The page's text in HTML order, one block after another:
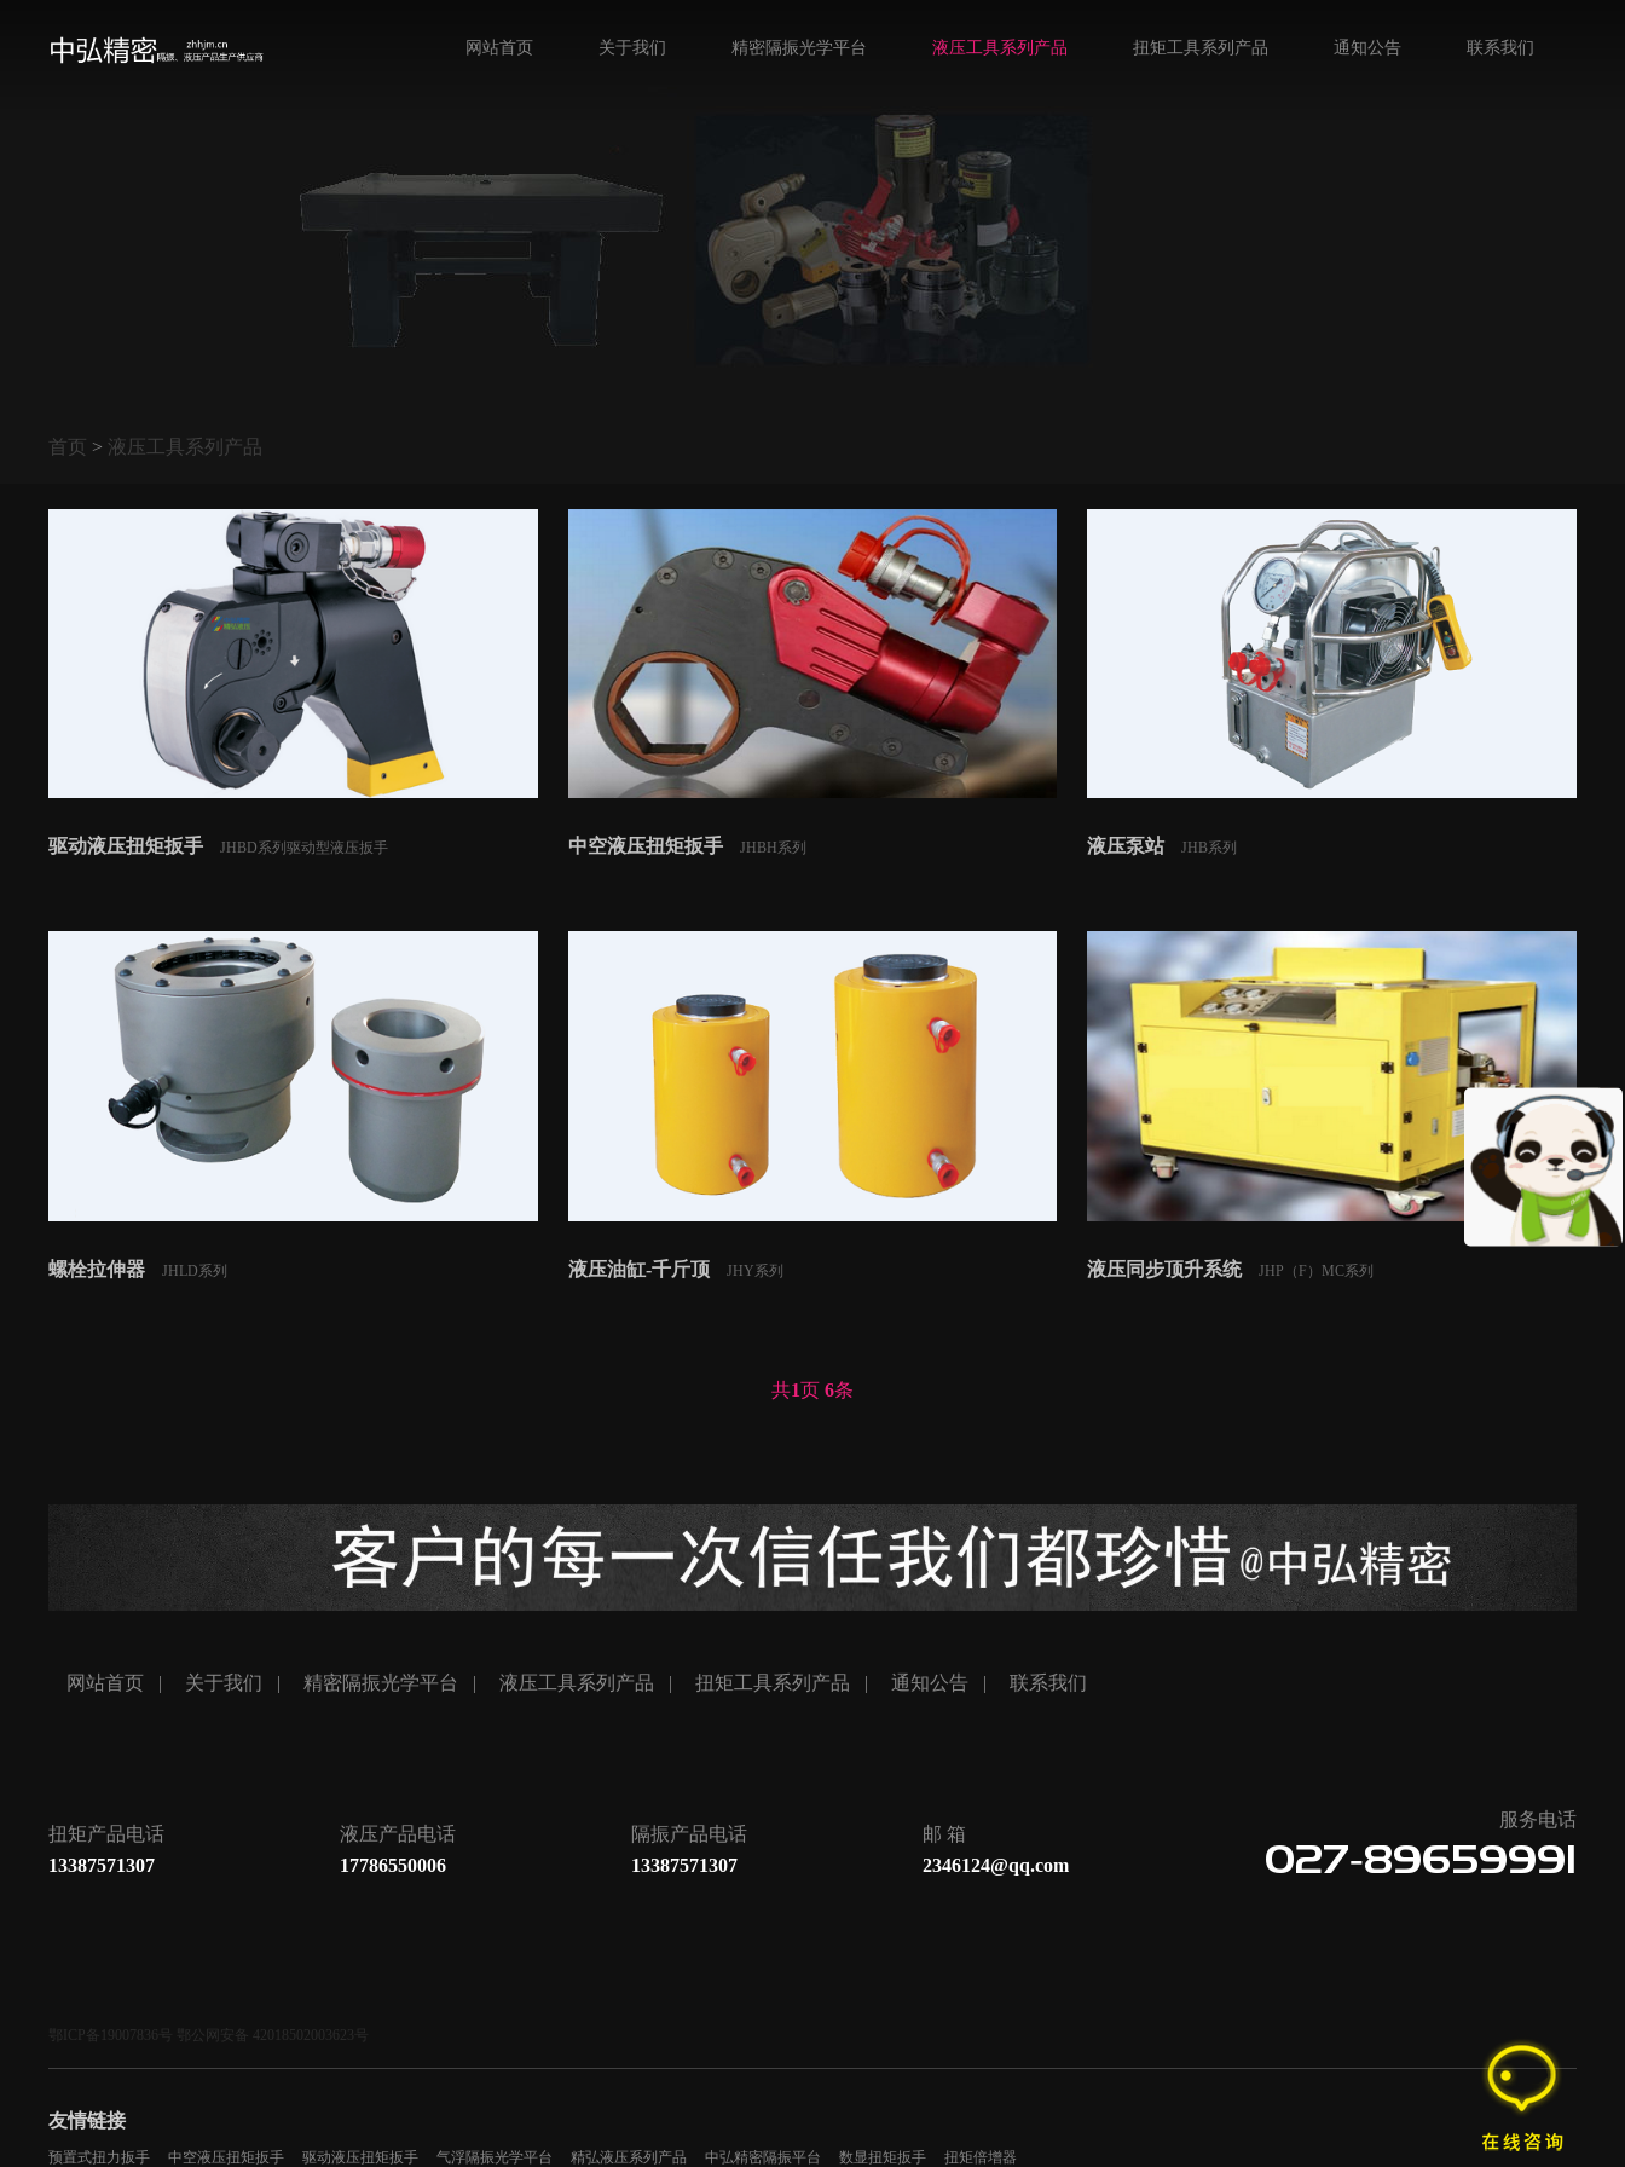
首页 > 液压工具系列产品
驱动液压扭矩扳手 JHBD系列驱动型液压扳手 中空液压扭矩扳手 JHBH系列 液压泵站 JHB系列
螺栓拉伸器 JHLD系列 液压油缸-千斤顶 JHY系列 液压同步顶升系统 JHP（F）MC系列
共1页 6条
网站首页 关于我们 精密隔振光学平台 液压工具系列产品 扭矩工具系列产品 通知公告 联系我们
网站首页 关于我们 精密隔振光学平台 液压工具系列产品 扭矩工具系列产品 通知公告 联系我们
扭矩产品电话
13387571307
液压产品电话
17786550006
隔振产品电话
13387571307
邮 箱
2346124@qq.com
服务电话
027-89659991
鄂ICP备19007836号 鄂公网安备 42018502003623号
友情链接
预置式扭力扳手 中空液压扭矩扳手 驱动液压扭矩扳手 气浮隔振光学平台 精弘液压系列产品 中弘精密隔振平台 数显扭矩扳手 扭矩倍增器